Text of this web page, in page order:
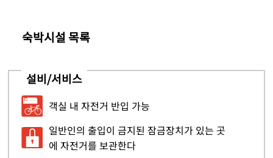
숙박시설 목록
설비/서비스
객실 내 자전거 반입 가능
일반인의 출입이 금지된 잠금장치가 있는 곳
에 자전거를 보관한다